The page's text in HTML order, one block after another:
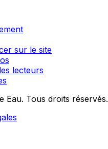
sur le site
lecteurs
Eau. Tous droits réservés.